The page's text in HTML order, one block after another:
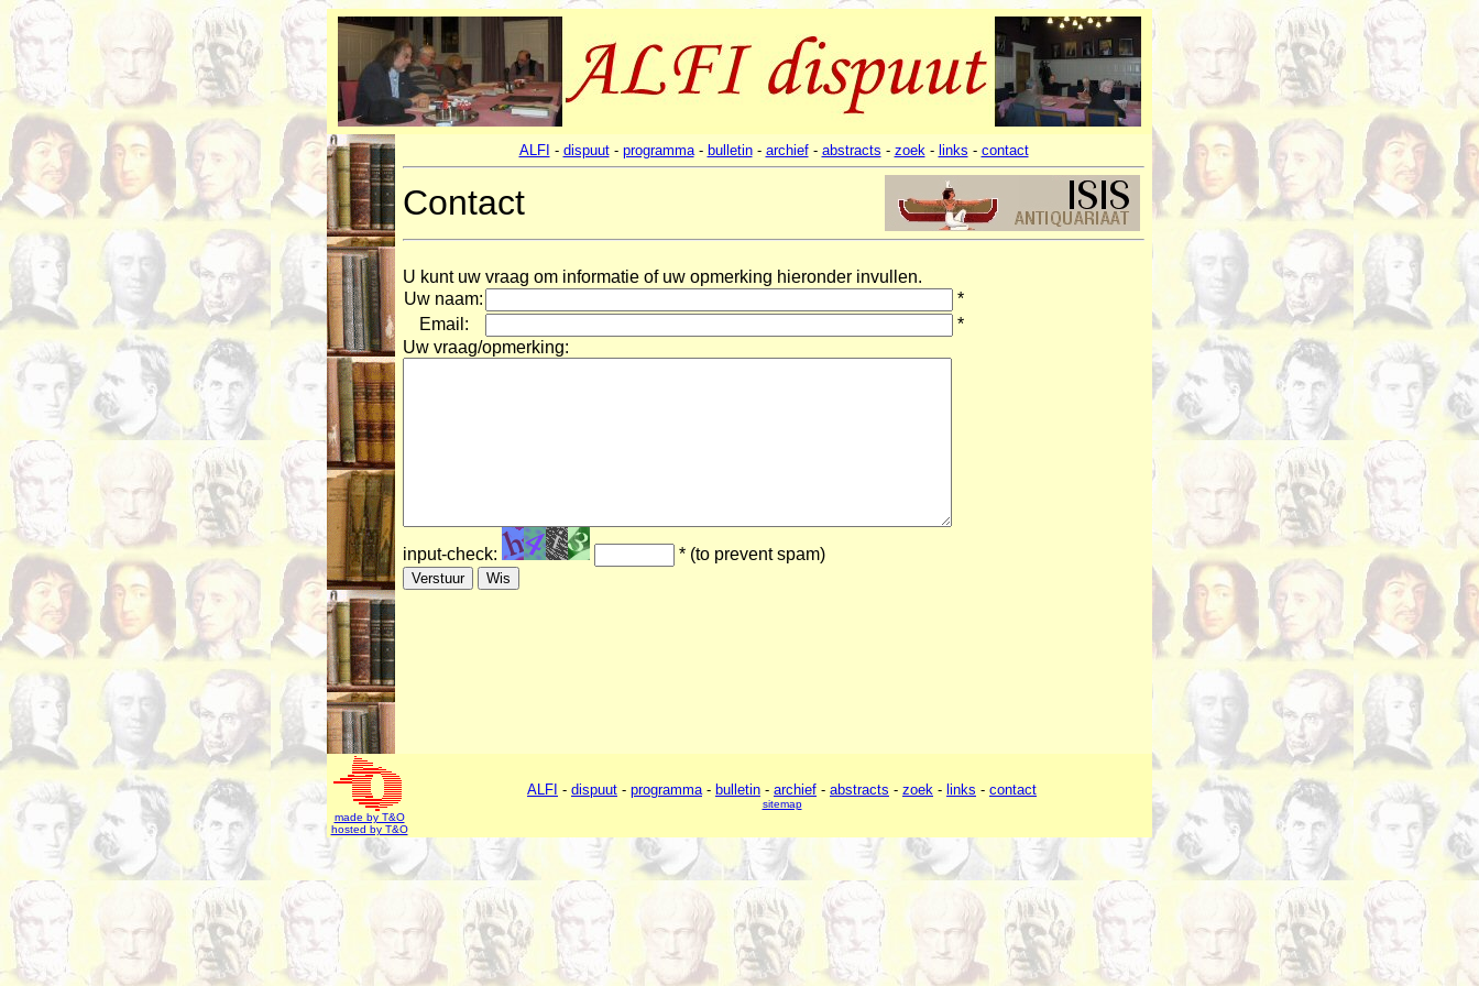
ALFI - dispuut- programma- bulletin- archief- abstracts - zoek- links - contact
Contact
U kunt uw vraag om informatie of uw opmerking hieronder invullen.
Uw naam:
*
Email:
*
Uw vraag/opmerking:
input-check: * (to prevent spam)
made by T&O
hosted by T&O
ALFI - dispuut - programma- bulletin - archief - abstracts - zoek - links - contact
sitemap